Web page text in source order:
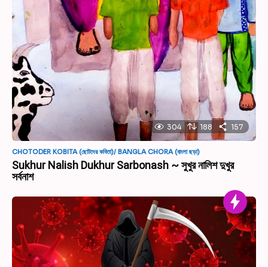
304 188 157
CHOTODER KOBITA (ছোটদের কবিতা)/ BANGLA CHORA (বাংলা ছড়া)
Sukhur Nalish Dukhur Sarbonash ~ সুখুর নালিশ দুখুর
সর্বনাশ